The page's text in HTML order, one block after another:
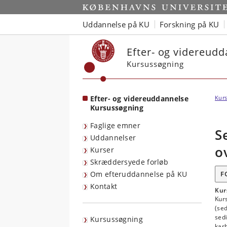
Start
Uddannelse på KU Forskning på KU
Efter- og
Kursussøgning
Efter- og videreuddannelse
Kursussøgning
Faglige emner
Uddannelser
Kurser
Skræddersyede forløb
Om efteruddannelse på KU
Kontakt
Kursussøgning